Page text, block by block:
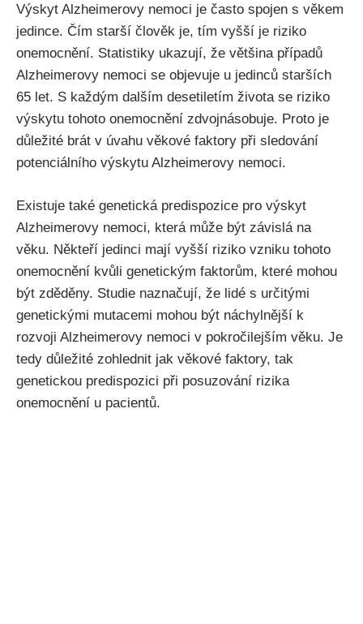
Výskyt Alzheimerovy nemoci je často spojen s věkem
jedince. Čím starší člověk je, tím vyšší je riziko
onemocnění. Statistiky ukazují, že většina případů
Alzheimerovy nemoci se objevuje u jedinců starších
65 let. S každým dalším desetiletím života se riziko
výskytu tohoto onemocnění zdvojnásobuje. Proto je
důležité brát v úvahu věkové faktory při sledování
potenciálního výskytu Alzheimerovy nemoci.
Existuje také genetická predispozice pro výskyt
Alzheimerovy nemoci, která může být závislá na
věku. Někteří jedinci mají vyšší riziko vzniku tohoto
onemocnění kvůli genetickým faktorům, které mohou
být zděděny. Studie naznačují, že lidé s určitými
genetickými mutacemi mohou být náchylnější k
rozvoji Alzheimerovy nemoci v pokročilejším věku. Je
tedy důležité zohlednit jak věkové faktory, tak
genetickou predispozici při posuzování rizika
onemocnění u pacientů.